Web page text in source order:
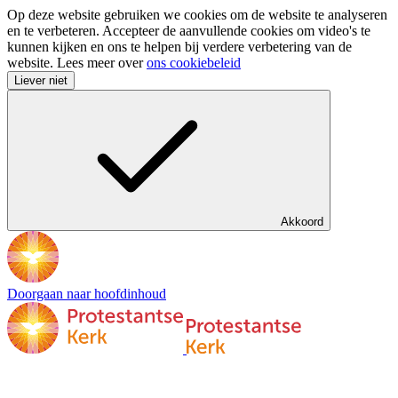
Op deze website gebruiken we cookies om de website te analyseren
en te verbeteren. Accepteer de aanvullende cookies om video's te
kunnen kijken en ons te helpen bij verdere verbetering van de
website. Lees meer overons cookiebeleid
Liever niet
Akkoord
Doorgaan naar hoofdinhoud